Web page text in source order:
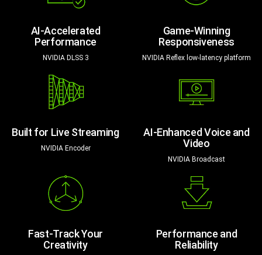
AI-Accelerated
Performance
NVIDIA DLSS 3
Game-Winning
Responsiveness
NVIDIA Reflex low-latency platform
Built for Live Streaming
NVIDIA Encoder
AI-Enhanced Voice and
Video
NVIDIA Broadcast
Fast-Track Your
Creativity
Performance and
Reliability